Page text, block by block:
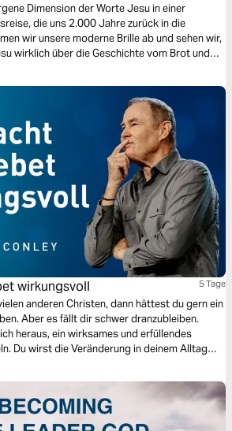
Dimension der Worte Jesu in einer
die uns 2.000 Jahre zurück in die
wir unsere moderne Brille ab und sehen wir,
wirklich über die Geschichte vom Brot und
der Aussagen Jesu über Sie verändern
wirkungsvoll 5 Tage
anderen Christen, dann hättest du gern ein
Aber es fällt dir schwer dranzubleiben.
heraus, ein wirksames und erfüllendes
Du wirst die Veränderung in deinem Alltag